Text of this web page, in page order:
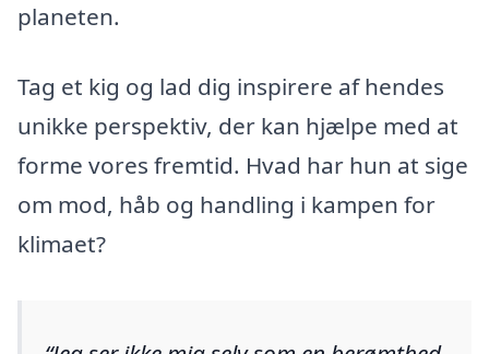
planeten.
Tag et kig og lad dig inspirere af hendes
unikke perspektiv, der kan hjælpe med at
forme vores fremtid. Hvad har hun at sige
om mod, håb og handling i kampen for
klimaet?